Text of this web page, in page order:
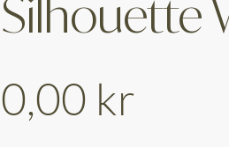
Silhouette
0,00 kr